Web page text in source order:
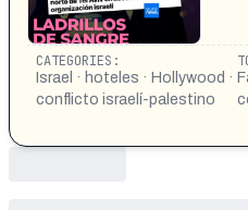
CATEGORIES:
Israel · hoteles · Hollywood ·
conflicto israelí-palestino